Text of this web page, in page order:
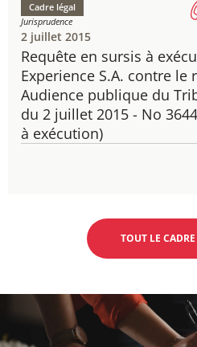
Requête en sursis à
Experience S.A. contre le
Audience publique du
du 2 juillet 2015 - No
à exécution)
Cadre légal
Jurisprudence
2 juillet 2015
TOUT LE